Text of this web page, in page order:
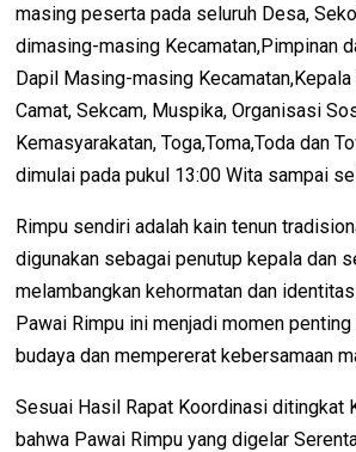
masing peserta pada seluruh Desa,
dimasing-masing Kecamatan,Pimpinan
Dapil Masing-masing
Camat, Sekcam, Muspika, Organisasi
Kemasyarakatan, Toga,Toma,Toda dan
dimulai pada pukul 13:00 Wita sampai
Rimpu sendiri adalah kain tenun
digunakan sebagai penutup kepala dan
melambangkan kehormatan dan
Pawai Rimpu ini menjadi momen
budaya dan mempererat kebersamaan
Sesuai Hasil Rapat Koordinasi ditingkat
bahwa Pawai Rimpu yang digelar